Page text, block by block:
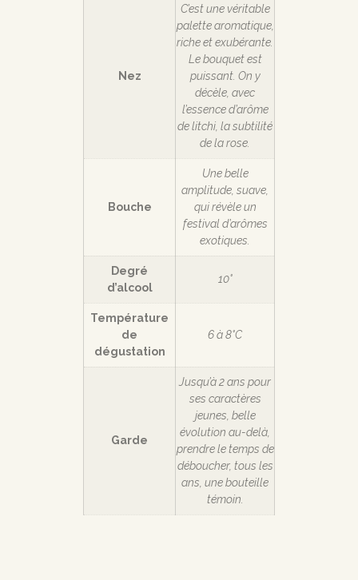
Nez
C’est une véritable
palette aromatique,
riche et exubérante.
Le bouquet est
puissant. On y
décèle, avec
l’essence d’arôme
de litchi, la subtilité
de la rose.
Bouche
Une belle
amplitude, suave,
qui révèle un
festival d’arômes
exotiques.
Degré
d’alcool
10°
Température
de
dégustation
6 à 8°C
Garde
Jusqu’à 2 ans pour
ses caractères
jeunes, belle
évolution au-delà,
prendre le temps de
déboucher, tous les
ans, une bouteille
témoin.